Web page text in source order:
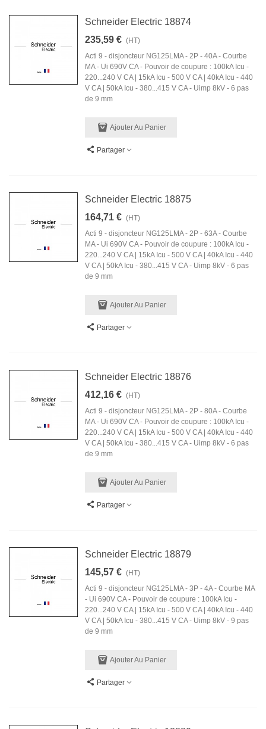
Schneider Electric 18874
235,59 € (HT)
Acti 9 - disjoncteur NG125LMA - 2P - 40A - Courbe
MA - Ui 690V CA - Pouvoir de coupure : 100kA Icu -
220...240 V CA | 15kA Icu - 500 V CA | 40kA Icu - 440
V CA | 50kA Icu - 380...415 V CA - Uimp 8kV - 6 pas
de 9 mm
Ajouter Au Panier
Partager
Schneider Electric 18875
164,71 € (HT)
Acti 9 - disjoncteur NG125LMA - 2P - 63A - Courbe
MA - Ui 690V CA - Pouvoir de coupure : 100kA Icu -
220...240 V CA | 15kA Icu - 500 V CA | 40kA Icu - 440
V CA | 50kA Icu - 380...415 V CA - Uimp 8kV - 6 pas
de 9 mm
Ajouter Au Panier
Partager
Schneider Electric 18876
412,16 € (HT)
Acti 9 - disjoncteur NG125LMA - 2P - 80A - Courbe
MA - Ui 690V CA - Pouvoir de coupure : 100kA Icu -
220...240 V CA | 15kA Icu - 500 V CA | 40kA Icu - 440
V CA | 50kA Icu - 380...415 V CA - Uimp 8kV - 6 pas
de 9 mm
Ajouter Au Panier
Partager
Schneider Electric 18879
145,57 € (HT)
Acti 9 - disjoncteur NG125LMA - 3P - 4A - Courbe MA
- Ui 690V CA - Pouvoir de coupure : 100kA Icu -
220...240 V CA | 15kA Icu - 500 V CA | 40kA Icu - 440
V CA | 50kA Icu - 380...415 V CA - Uimp 8kV - 9 pas
de 9 mm
Ajouter Au Panier
Partager